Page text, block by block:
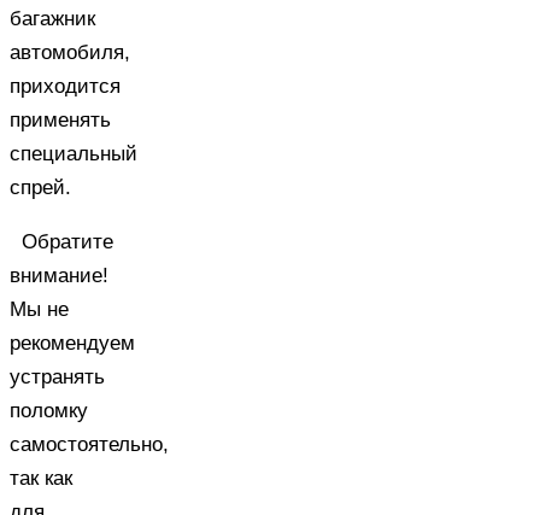
багажник
автомобиля,
приходится
применять
специальный
спрей.
Обратите
внимание!
Мы не
рекомендуем
устранять
поломку
самостоятельно,
так как